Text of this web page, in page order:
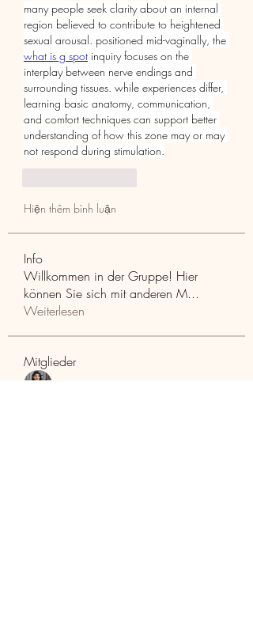
many people seek clarity about an internal
region believed to contribute to heightened
what is g spot inquiry focuses on the
interplay between nerve endings and
surrounding tissues. while experiences differ,
learning basic anatomy, communication,
and comfort techniques can support better
understanding of how this zone may or may
not respond during stimulation.
Hiện thêm bình luận
Info
Willkommen in der Gruppe! Hier
können Sie sich mit anderen M...
Weiterlesen
Mitglieder